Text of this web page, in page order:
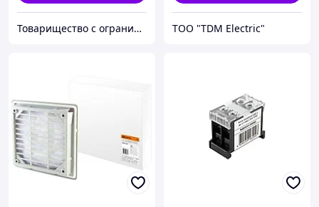
Товарищество с ограниченной ответственностью "Nabludenie.kz" ТОО "TDM Electric"